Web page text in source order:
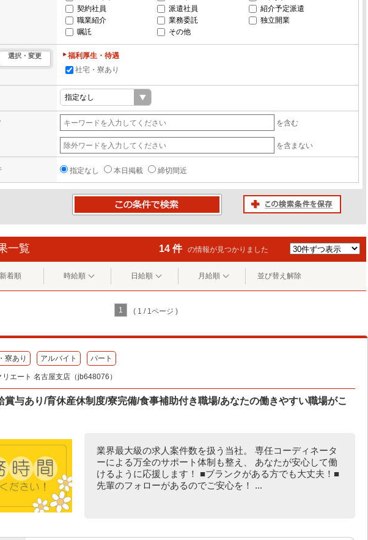
契約社員
派遣社員
紹介予定派遣
職業紹介
業務委託
独立開業
嘱託
その他
選択・変更
福利厚生・待遇
社宅・寮あり
を含む
を含まない
指定なし 本日掲載 締切間近
一覧 14 件 の情報が見つかりました
新着順 時給順 日給順 月給順 並び替え解除
1 ( 1 / 1ページ )
寮あり アルバイト パート
エート 名古屋支店（jb648076）
賞与あり/育休産休制度/寮完備/食事補助付き職場/あなたの働きやすい職場がこ
業界最大級の求人案件数を扱う当社。 専任コーディネータ
ーによる万全のサポート体制も整え、 あなたが安心して働
けるように応援します！ ■ブランクがある方でも大丈夫！■
先輩のフォローがあるのでご安心を！ ...